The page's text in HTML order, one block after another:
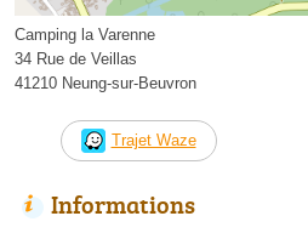
Camping la Varenne
34 Rue de Veillas
41210 Neung-sur-Beuvron
Trajet Waze
Informations